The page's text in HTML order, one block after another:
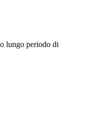
lungo periodo di